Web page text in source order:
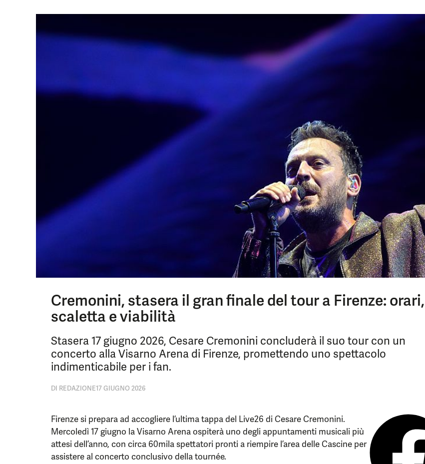
Cremonini, stasera il gran finale del tour a Firenze: orari,
scaletta e viabilità
Stasera 17 giugno 2026, Cesare Cremonini concluderà il suo tour con un
concerto alla Visarno Arena di Firenze, promettendo uno spettacolo
indimenticabile per i fan.
DI REDAZIONE17 GIUGNO 2026
Firenze si prepara ad accogliere l’ultima tappa del Live26 di Cesare Cremonini.
Mercoledì 17 giugno la Visarno Arena ospiterà uno degli appuntamenti musicali più
attesi dell’anno, con circa 60mila spettatori pronti a riempire l’area delle Cascine per
assistere al concerto conclusivo della tournée.